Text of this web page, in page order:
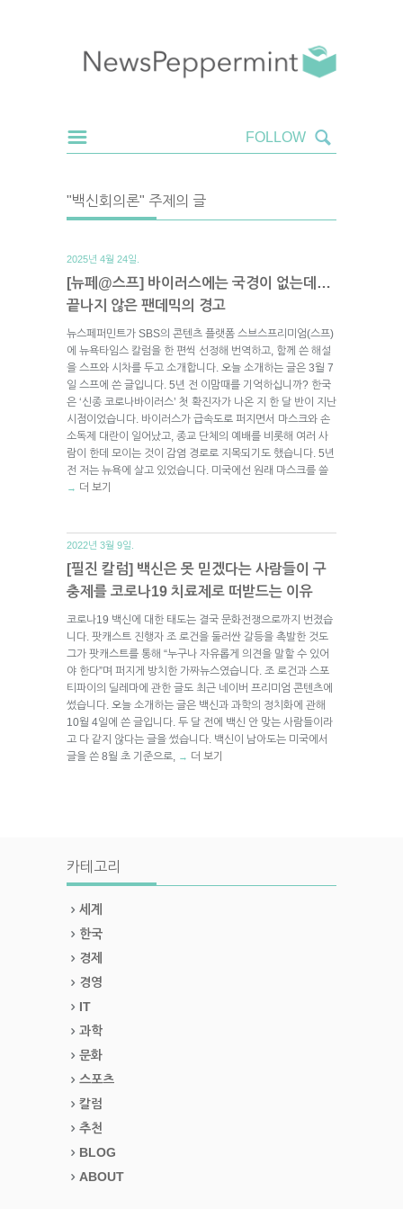
"백신회의론" 주제의 글
2025년 4월 24일.
[뉴페@스프] 바이러스에는 국경이 없는데…
끝나지 않은 팬데믹의 경고
뉴스페퍼민트가 SBS의 콘텐츠 플랫폼 스브스프리미엄(스프)
에 뉴욕타임스 칼럼을 한 편씩 선정해 번역하고, 함께 쓴 해설
을 스프와 시차를 두고 소개합니다. 오늘 소개하는 글은 3월 7
일 스프에 쓴 글입니다. 5년 전 이맘때를 기억하십니까? 한국
은 ‘신종 코로나바이러스’ 첫 확진자가 나온 지 한 달 반이 지난
시점이었습니다. 바이러스가 급속도로 퍼지면서 마스크와 손
소독제 대란이 일어났고, 종교 단체의 예배를 비롯해 여러 사
람이 한데 모이는 것이 감염 경로로 지목되기도 했습니다. 5년
전 저는 뉴욕에 살고 있었습니다. 미국에선 원래 마스크를 쓸
→ 더 보기
2022년 3월 9일.
[필진 칼럼] 백신은 못 믿겠다는 사람들이 구
충제를 코로나19 치료제로 떠받드는 이유
코로나19 백신에 대한 태도는 결국 문화전쟁으로까지 번졌습
니다. 팟캐스트 진행자 조 로건을 둘러싼 갈등을 촉발한 것도
그가 팟캐스트를 통해 “누구나 자유롭게 의견을 말할 수 있어
야 한다”며 퍼지게 방치한 가짜뉴스였습니다. 조 로건과 스포
티파이의 딜레마에 관한 글도 최근 네이버 프리미엄 콘텐츠에
썼습니다. 오늘 소개하는 글은 백신과 과학의 정치화에 관해
10월 4일에 쓴 글입니다. 두 달 전에 백신 안 맞는 사람들이라
고 다 같지 않다는 글을 썼습니다. 백신이 남아도는 미국에서
글을 쓴 8월 초 기준으로,
→ 더 보기
카테고리
세계
한국
경제
경영
IT
과학
문화
스포츠
칼럼
추천
BLOG
ABOUT